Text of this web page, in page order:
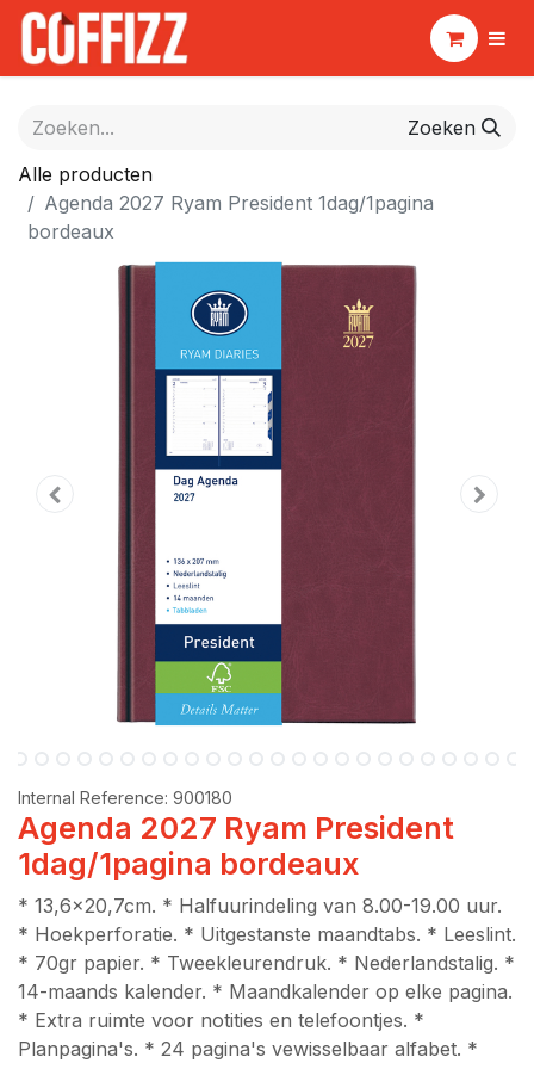
Zoeken
Alle producten
Agenda 2027 Ryam President 1dag/1pagina
bordeaux
Internal Reference: 900180
Agenda 2027 Ryam President
1dag/1pagina bordeaux
* 13,6x20,7cm. * Halfuurindeling van 8.00-19.00 uur.
* Hoekperforatie. * Uitgestanste maandtabs. * Leeslint.
* 70gr papier. * Tweekleurendruk. * Nederlandstalig. *
14-maands kalender. * Maandkalender op elke pagina.
* Extra ruimte voor notities en telefoontjes. *
Planpagina's. * 24 pagina's vewisselbaar alfabet. *